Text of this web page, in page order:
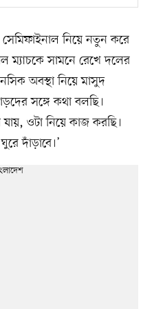
নিয়ে নতুন করে
ম্যাচকে সামনে রেখে দলের
অবস্থা নিয়ে মাসুদ
সঙ্গে কথা বলছি।
ওটা নিয়ে কাজ করছি।
দাঁড়াবে।’